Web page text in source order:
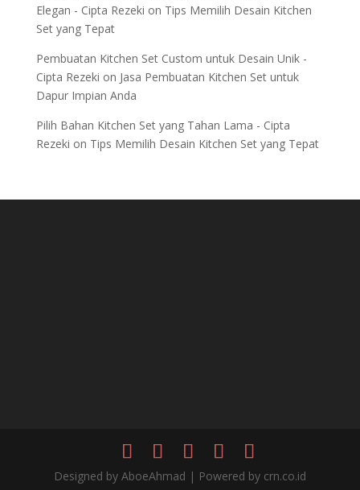
Elegan - Cipta Rezeki on Tips Memilih Desain Kitchen
Set yang Tepat
Pembuatan Kitchen Set Custom untuk Desain Unik -
Cipta Rezeki on Jasa Pembuatan Kitchen Set untuk
Dapur Impian Anda
Pilih Bahan Kitchen Set yang Tahan Lama - Cipta
Rezeki on Tips Memilih Desain Kitchen Set yang Tepat
Designed by AboeAhmad | Powered by crn.co.id